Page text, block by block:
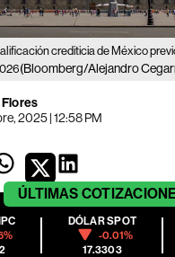
crediticia de México
(Bloomberg/Alejandro
2025 | 12:58 PM
ÚLTIMAS
DÓLAR SPOT
-0.01%
17.3303